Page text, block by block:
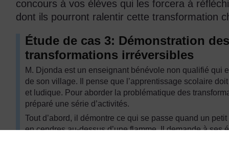
concours à vos élèves qui les forcera à
dont ils pourront ralentir cette transformation
Étude de cas 3: Démonstration des
transformations irréversibles
M. Djonda est un enseignant bénévole non qualifié qui
de son village. Il pense que l’apprentissage scolaire
et ludique. Pour aborder la problématique des
préparé une série d’activités.
Tout d’abord, il démontre ce qui se passe quand un
en cendres au-dessus d’une flamme. Il demande à ses
pain est suffisamment sec pour s’enflammer et brûler.
ça a cessé d’être du pain ? » « D’après vous, que